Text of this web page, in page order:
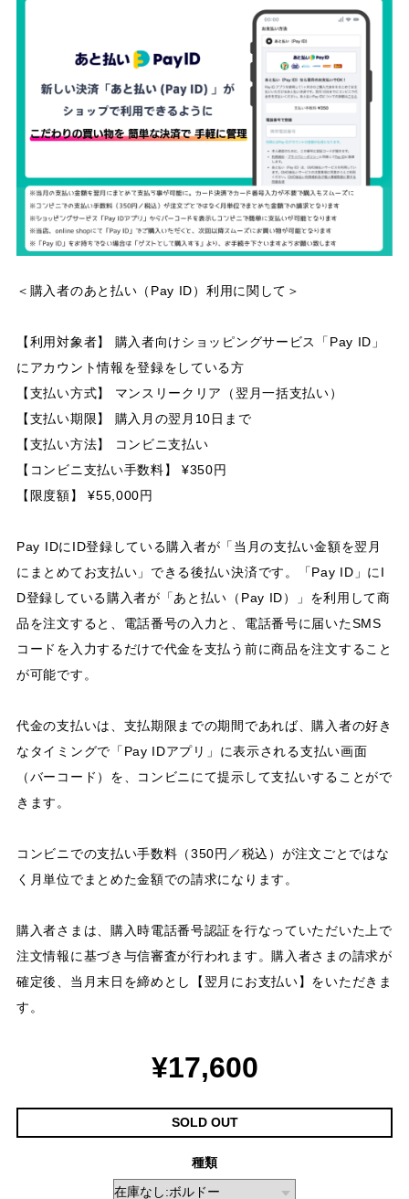
＜購入者のあと払い（Pay ID）利用に関して＞
【利用対象者】 購入者向けショッピングサービス「Pay ID」
にアカウント情報を登録をしている方
【支払い方式】 マンスリークリア（翌月一括支払い）
【支払い期限】 購入月の翌月10日まで
【支払い方法】 コンビニ支払い
【コンビニ支払い手数料】 ¥350円
【限度額】 ¥55,000円
Pay IDにID登録している購入者が「当月の支払い金額を翌月
にまとめてお支払い」できる後払い決済です。「Pay ID」にI
D登録している購入者が「あと払い（Pay ID）」を利用して商
品を注文すると、電話番号の入力と、電話番号に届いたSMS
コードを入力するだけで代金を支払う前に商品を注文すること
が可能です。
代金の支払いは、支払期限までの期間であれば、購入者の好き
なタイミングで「Pay IDアプリ」に表示される支払い画面
（バーコード）を、コンビニにて提示して支払いすることがで
きます。
コンビニでの支払い手数料（350円／税込）が注文ごとではな
く月単位でまとめた金額での請求になります。
購入者さまは、購入時電話番号認証を行なっていただいた上で
注文情報に基づき与信審査が行われます。購入者さまの請求が
確定後、当月末日を締めとし【翌月にお支払い】をいただきま
す。
¥17,600
SOLD OUT
種類